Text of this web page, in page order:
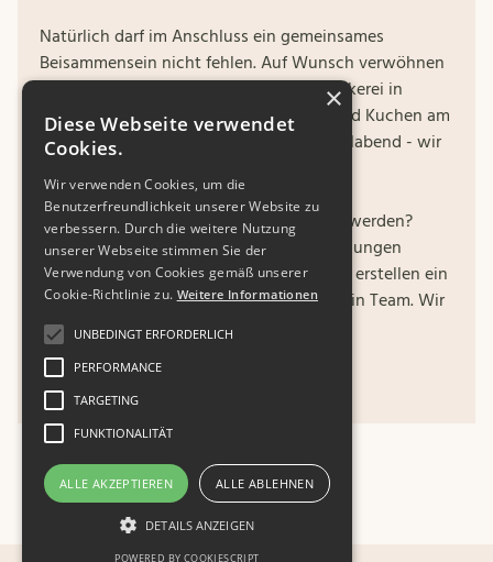
Natürlich darf im Anschluss ein gemeinsames
Beisammensein nicht fehlen. Auf Wunsch verwöhnen
wir euch nach der Ausfahrt mit einer Leckerei in
unserem schönen Café. Egal ob Kaffee und Kuchen am
Nachmittag oder einem gemütlichen Grillabend - wir
Darf es ein etwas anderer Firmenausflug werden?
Melde dich gerne mit den Rahmenbedingungen
telefonisch oder per Mail bei uns und wir erstellen ein
unverbindliches Angebot für dich und dein Team. Wir
freuen uns auf Euch!
Unverbindliche Anfrage
×
Diese Webseite verwendet
Cookies.
Wir verwenden Cookies, um die
Benutzerfreundlichkeit unserer Website zu
verbessern. Durch die weitere Nutzung
unserer Webseite stimmen Sie der
Verwendung von Cookies gemäß unserer
Cookie-Richtlinie zu. Weitere Informationen
UNBEDINGT ERFORDERLICH
PERFORMANCE
TARGETING
FUNKTIONALITÄT
ALLE AKZEPTIEREN ALLE ABLEHNEN
DETAILS ANZEIGEN
POWERED BY COOKIESCRIPT